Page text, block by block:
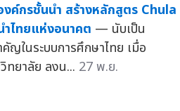
ค์กรชั้นนำ สร้างหลักสูตร Chula
ไทยแห่งอนาคต — นับเป็น
ญในระบบการศึกษาไทย เมื่อ
ยาลัย ลงน... 27 พ.ย.